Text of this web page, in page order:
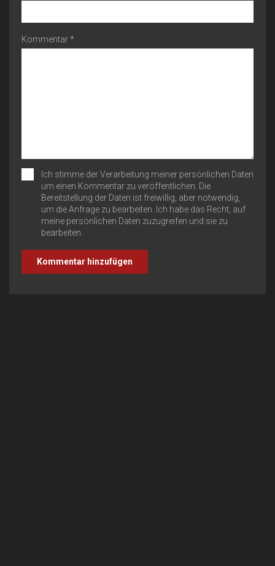
Kommentar *
Ich stimme der Verarbeitung meiner persönlichen Daten
um einen Kommentar zu veröffentlichen. Die
Bereitstellung der Daten ist freiwillig, aber notwendig,
um die Anfrage zu bearbeiten. Ich habe das Recht, auf
meine persönlichen Daten zuzugreifen und sie zu
bearbeiten.